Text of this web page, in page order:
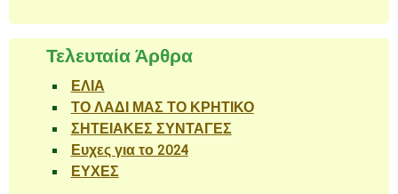
Τελευταία Άρθρα
ΕΛΙΑ
ΤΟ ΛΑΔΙ ΜΑΣ ΤΟ ΚΡΗΤΙΚΟ
ΣΗΤΕΙΑΚΕΣ ΣΥΝΤΑΓΕΣ
Ευχες για το 2024
ΕΥΧΕΣ